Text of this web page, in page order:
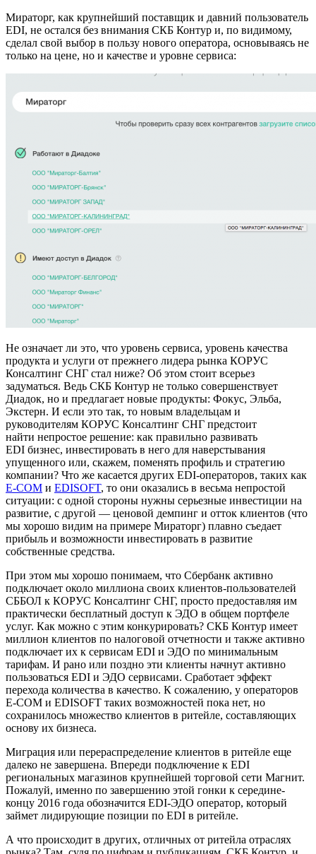
Мираторг, как крупнейший поставщик и давний пользователь
EDI, не остался без внимания СКБ Контур и, по видимому,
сделал свой выбор в пользу нового оператора, основываясь не
только на цене, но и качестве и уровне сервиса:
Не означает ли это, что уровень сервиса, уровень качества
продукта и услуги от прежнего лидера рынка КОРУС
Консалтинг СНГ стал ниже? Об этом стоит всерьез
задуматься. Ведь СКБ Контур не только совершенствует
Диадок, но и предлагает новые продукты: Фокус, Эльба,
Экстерн. И если это так, то новым владельцам и
руководителям КОРУС Консалтинг СНГ предстоит
найти непростое решение: как правильно развивать
EDI бизнес, инвестировать в него для наверстывания
упущенного или, скажем, поменять профиль и стратегию
компании? Что же касается других EDI-операторов, таких как
E-COM и EDISOFT, то они оказались в весьма непростой
ситуации: с одной стороны нужны серьезные инвестиции на
развитие, с другой — ценовой демпинг и отток клиентов (что
мы хорошо видим на примере Мираторг) плавно съедает
прибыль и возможности инвестировать в развитие
собственные средства.
При этом мы хорошо понимаем, что Сбербанк активно
подключает около миллиона своих клиентов-пользователей
СББОЛ к КОРУС Консалтинг СНГ, просто предоставляя им
практически бесплатный доступ к ЭДО в общем портфеле
услуг. Как можно с этим конкурировать? СКБ Контур имеет
миллион клиентов по налоговой отчетности и также активно
подключает их к сервисам EDI и ЭДО по минимальным
тарифам. И рано или поздно эти клиенты начнут активно
пользоваться EDI и ЭДО сервисами. Сработает эффект
перехода количества в качество. К сожалению, у операторов
E-COM и EDISOFT таких возможностей пока нет, но
сохранилось множество клиентов в ритейле, составляющих
основу их бизнеса.
Миграция или перераспределение клиентов в ритейле еще
далеко не завершена. Впереди подключение к EDI
региональных магазинов крупнейшей торговой сети Магнит.
Пожалуй, именно по завершению этой гонки к середине-
концу 2016 года обозначится EDI-ЭДО оператор, который
займет лидирующие позиции по EDI в ритейле.
А что происходит в других, отличных от ритейла отраслях